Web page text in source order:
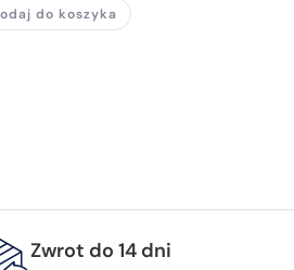
do koszyka
Zwrot do 14 dni